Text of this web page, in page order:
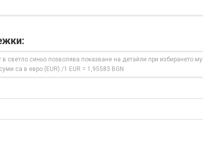
в светло синьо позволява показване на детайли при избирането му
са в евро (EUR) /1 EUR = 1,95583 BGN